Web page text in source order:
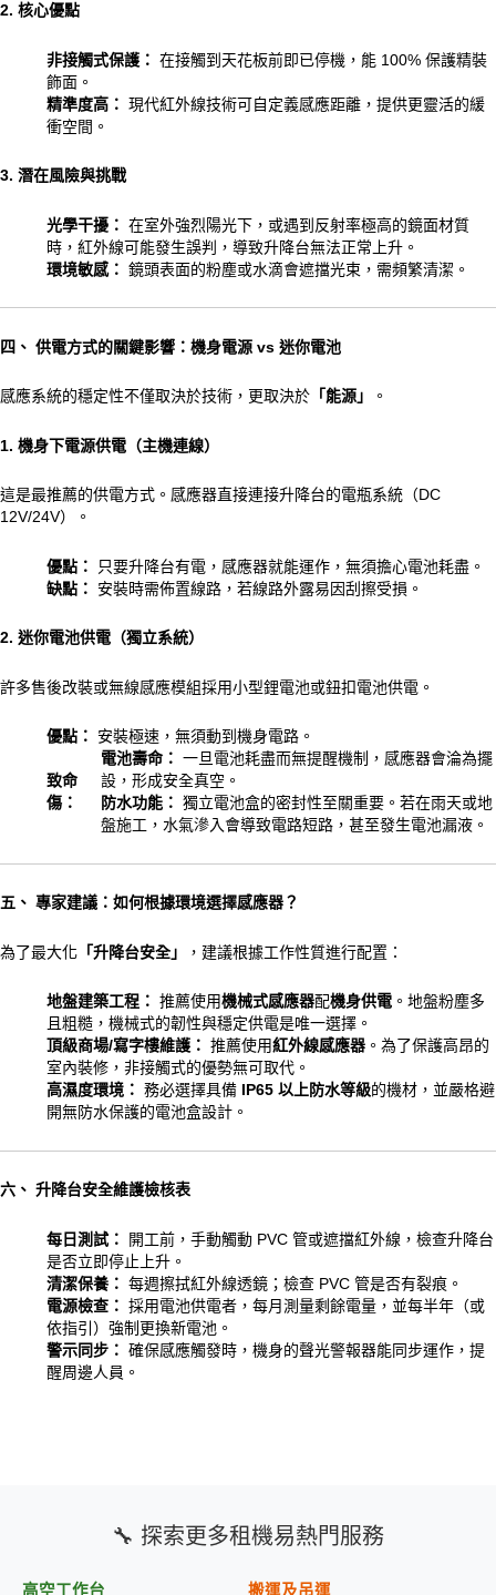
2. 核心優點
非接觸式保護： 在接觸到天花板前即已停機，能 100% 保護精裝
飾面。
精準度高： 現代紅外線技術可自定義感應距離，提供更靈活的緩
衝空間。
3. 潛在風險與挑戰
光學干擾： 在室外強烈陽光下，或遇到反射率極高的鏡面材質
時，紅外線可能發生誤判，導致升降台無法正常上升。
環境敏感： 鏡頭表面的粉塵或水滴會遮擋光束，需頻繁清潔。
四、 供電方式的關鍵影響：機身電源 vs 迷你電池
感應系統的穩定性不僅取決於技術，更取決於 「能源」 。
1. 機身下電源供電（主機連線）
這是最推薦的供電方式。感應器直接連接升降台的電瓶系統（DC
12V/24V）。
優點：
只要升降台有電，感應器就能運作，無須擔心電池耗盡。
缺點：
安裝時需佈置線路，若線路外露易因刮擦受損。
2. 迷你電池供電（獨立系統）
許多售後改裝或無線感應模組採用小型鋰電池或鈕扣電池供電。
優點： 安裝極速，無須動到機身電路。
致命
傷：
電池壽命： 一旦電池耗盡而無提醒機制，感應器會淪為擺
設，形成安全真空。
防水功能： 獨立電池盒的密封性至關重要。若在雨天或地
盤施工，水氣滲入會導致電路短路，甚至發生電池漏液。
五、 專家建議：如何根據環境選擇感應器？
為了最大化 「升降台安全」 ，建議根據工作性質進行配置：
地盤建築工程： 推薦使用機械式感應器配機身供電 。地盤粉塵多
且粗糙，機械式的韌性與穩定供電是唯一選擇。
頂級商場/寫字樓維護： 推薦使用紅外線感應器 。為了保護高昂的
室內裝修，非接觸式的優勢無可取代。
高濕度環境： 務必選擇具備 IP65 以上防水等級的機材，並嚴格避
開無防水保護的電池盒設計。
六、 升降台安全維護檢核表
每日測試：
開工前，手動觸動 PVC 管或遮擋紅外線，檢查升降台
是否立即停止上升。
清潔保養： 每週擦拭紅外線透鏡；檢查 PVC 管是否有裂痕。
電源檢查： 採用電池供電者，每月測量剩餘電量，並每半年（或
依指引）強制更換新電池。
警示同步： 確保感應觸發時，機身的聲光警報器能同步運作，提
醒周邊人員。
🔧 探索更多租機易熱門服務
高空工作台 搬運及吊運